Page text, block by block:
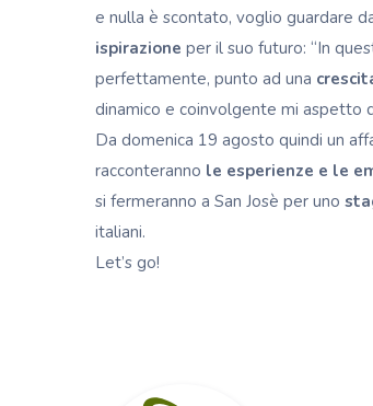
e nulla è scontato, voglio guardare
ispirazione per il suo futuro: “In
perfettamente, punto ad una
dinamico e coinvolgente mi aspetto
Da domenica 19 agosto quindi un
racconteranno le esperienze e le
si fermeranno a San Josè per uno
italiani.
Let’s go!